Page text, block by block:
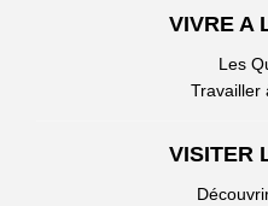
VIVRE A
Les
Travailler
VISITER